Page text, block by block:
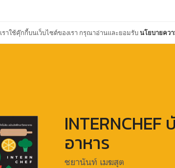
เราใช้คุ๊กกี้บนเว็บไซต์ของเรา กรุณาอ่านและยอมรับนโยบายคว
อาหาร
ชยานันท์ เมฆสุต